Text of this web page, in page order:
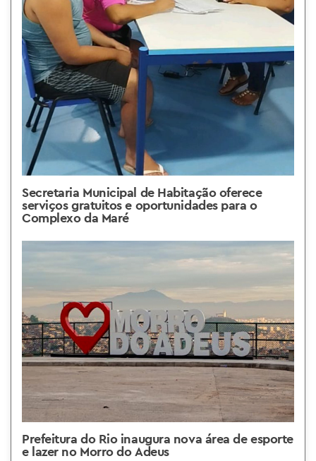
Secretaria Municipal de Habitação oferece
serviços gratuitos e oportunidades para o
Complexo da Maré
Prefeitura do Rio inaugura nova área de esporte
e lazer no Morro do Adeus